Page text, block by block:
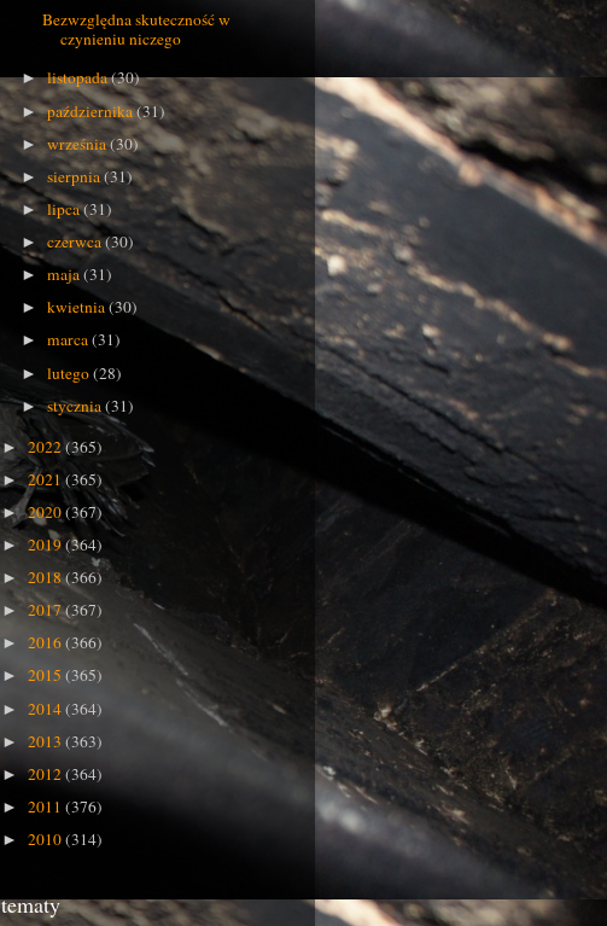
Bezwzględna skuteczność w
czynieniu niczego
►listopada(30)
►października(31)
►września(30)
►sierpnia(31)
►lipca(31)
►czerwca(30)
►maja(31)
►kwietnia(30)
►marca(31)
►lutego(28)
►stycznia(31)
► 2022(365)
► 2021(365)
►2020(367)
► 2019(364)
► 2018(366)
► 2017(367)
► 2016(366)
► 2015 (365)
► 2014(364)
► 2013 (363)
► 2012(364)
► 2011 (376)
► 2010(314)
tematy